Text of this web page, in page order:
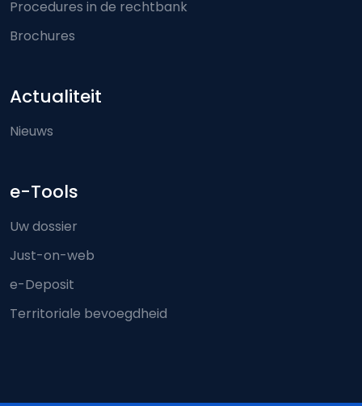
Procedures in de rechtbank
Brochures
Actualiteit
Nieuws
e-Tools
Uw dossier
Just-on-web
e-Deposit
Territoriale bevoegdheid